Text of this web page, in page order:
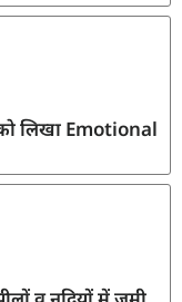
लिखा Emotional